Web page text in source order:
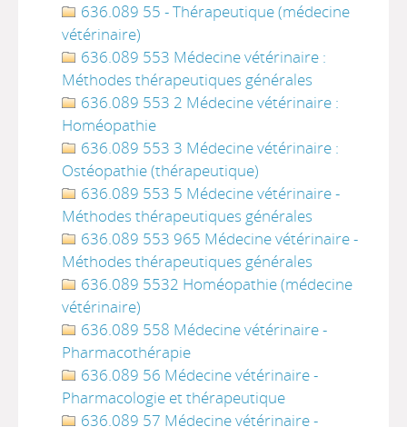
636.089 55 - Thérapeutique (médecine
vétérinaire)
636.089 553 Médecine vétérinaire :
Méthodes thérapeutiques générales
636.089 553 2 Médecine vétérinaire :
Homéopathie
636.089 553 3 Médecine vétérinaire :
Ostéopathie (thérapeutique)
636.089 553 5 Médecine vétérinaire -
Méthodes thérapeutiques générales
636.089 553 965 Médecine vétérinaire -
Méthodes thérapeutiques générales
636.089 5532 Homéopathie (médecine
vétérinaire)
636.089 558 Médecine vétérinaire -
Pharmacothérapie
636.089 56 Médecine vétérinaire -
Pharmacologie et thérapeutique
636.089 57 Médecine vétérinaire -